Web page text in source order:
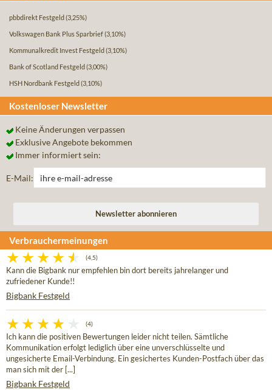
pbbdirekt Festgeld (3,25%)
Volkswagen Bank Plus Sparbrief(3,10%)
Kommunalkredit Invest Festgeld (3,10%)
Bank of Scotland Festgeld (3,00%)
HSH Nordbank Festgeld (3,10%)
Kostenloser Newsletter
Keine Änderungen verpassen
Exklusive Angebote bekommen
Immer informiert sein:
E-Mail:
Verbrauchermeinungen
(4,5)
Kann die Bigbank nur empfehlen bin dort bereits jahrelanger und
zufriedener Kunde!!
Bigbank Festgeld
(4)
Ich kann die positiven Bewertungen leider nicht teilen. Sämtliche
Kommunikation erfolgt lediglich über eine unverschlüsselte und
ungesicherte Email-Verbindung. Ein gesichertes Kunden-Postfach über das
man sich mit der [...]
Bigbank Festgeld